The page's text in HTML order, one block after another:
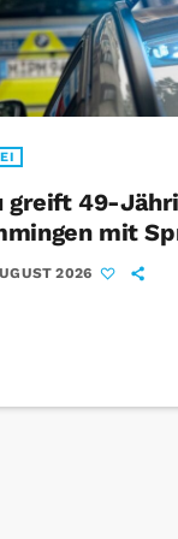
greift 49-
mit
2026